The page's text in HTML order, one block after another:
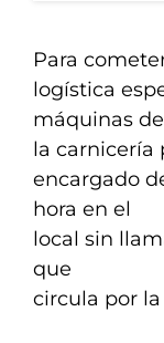
Para
logística
máquinas de
la carnicería
encargado
hora en el
local sin
que
circula por la